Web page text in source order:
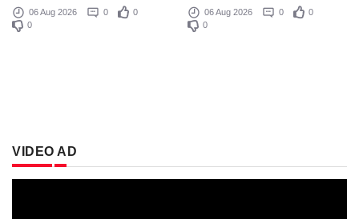
06 Aug 2026 0
0
0
06 Aug 2026 0
0
0
VIDEO AD